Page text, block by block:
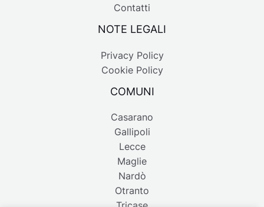
Contatti
NOTE LEGALI
Privacy Policy
Cookie Policy
COMUNI
Casarano
Gallipoli
Lecce
Maglie
Nardò
Otranto